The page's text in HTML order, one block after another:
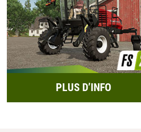
PLUS D’INFO